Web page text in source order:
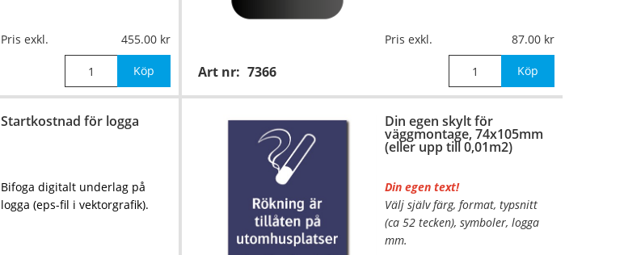
Pris exkl. 455.00
Köp Art nr: 7366
Pris exkl. 87.00
Köp
Startkostnad för logga
Bifoga digitalt underlag på
logga (eps-fil i vektorgrafik).
Din egen skylt för
väggmontage, 74x105mm
(eller upp till 0,01m2)
Din egen text!
Välj själv färg, format, typsnitt
(ca 52 tecken), symboler, logga
mm.